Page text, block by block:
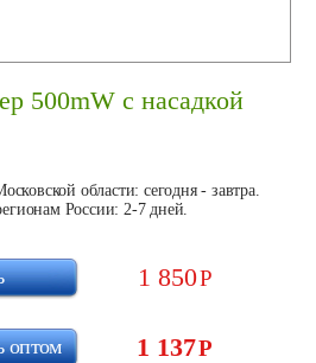
500mW с насадкой
области: сегодня - завтра.
России: 2-7 дней.
1 850Р
1 137Р
оптом